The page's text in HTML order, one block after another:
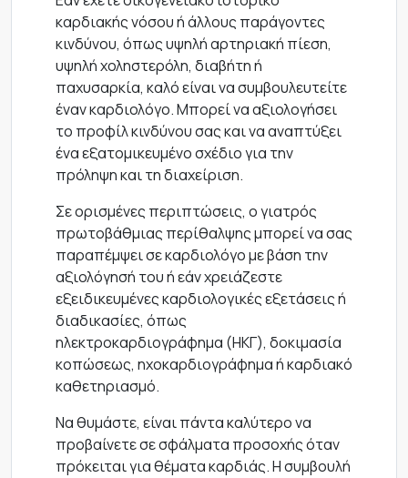
καρδιακής νόσου ή άλλους παράγοντες
κινδύνου, όπως υψηλή αρτηριακή πίεση,
υψηλή χοληστερόλη, διαβήτη ή
παχυσαρκία, καλό είναι να συμβουλευτείτε
έναν καρδιολόγο. Μπορεί να αξιολογήσει
το προφίλ κινδύνου σας και να αναπτύξει
ένα εξατομικευμένο σχέδιο για την
πρόληψη και τη διαχείριση.
Σε ορισμένες περιπτώσεις, ο γιατρός
πρωτοβάθμιας περίθαλψης μπορεί να σας
παραπέμψει σε καρδιολόγο με βάση την
αξιολόγησή του ή εάν χρειάζεστε
εξειδικευμένες καρδιολογικές εξετάσεις ή
διαδικασίες, όπως
ηλεκτροκαρδιογράφημα (ΗΚΓ), δοκιμασία
κοπώσεως, ηχοκαρδιογράφημα ή καρδιακό
καθετηριασμό.
Να θυμάστε, είναι πάντα καλύτερο να
προβαίνετε σε σφάλματα προσοχής όταν
πρόκειται για θέματα καρδιάς. Η συμβουλή